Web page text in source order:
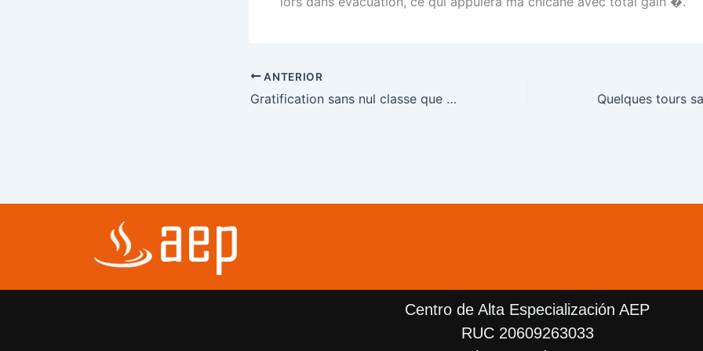
ANTERIOR
Gratification sans nul classe que represente ce dont il va et comment ca fonctionne?
Centro de Alta Especialización AEP
RUC 20609263033